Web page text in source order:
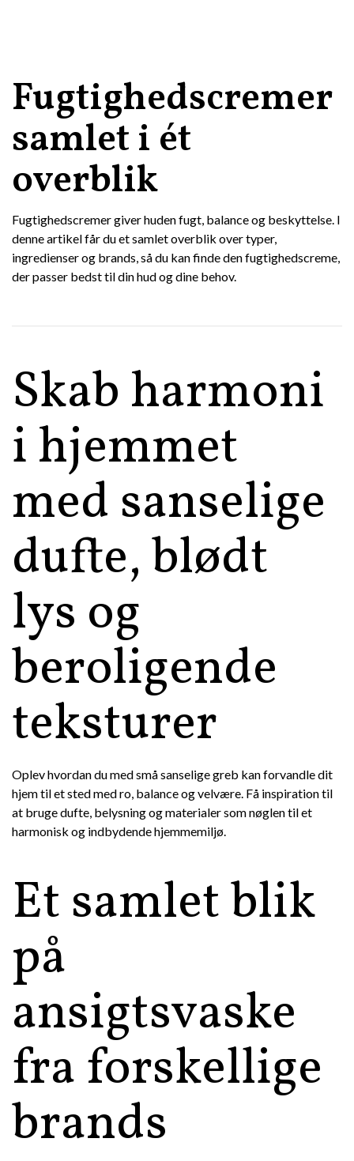
Fugtighedscremer
samlet i ét
overblik
Fugtighedscremer giver huden fugt, balance og beskyttelse. I
denne artikel får du et samlet overblik over typer,
ingredienser og brands, så du kan finde den fugtighedscreme,
der passer bedst til din hud og dine behov.
Skab harmoni
i hjemmet
med sanselige
dufte, blødt
lys og
beroligende
teksturer
Oplev hvordan du med små sanselige greb kan forvandle dit
hjem til et sted med ro, balance og velvære. Få inspiration til
at bruge dufte, belysning og materialer som nøglen til et
harmonisk og indbydende hjemmemiljø.
Et samlet blik
på
ansigtsvaske
fra forskellige
brands